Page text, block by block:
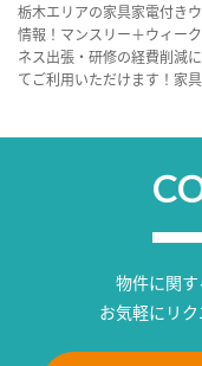
栃木エリアの家具家電付き
情報！マンスリー＋ウィー
ネス出張・研修の経費削減
てご利用いただけます！家
物件に関す
お気軽にリ